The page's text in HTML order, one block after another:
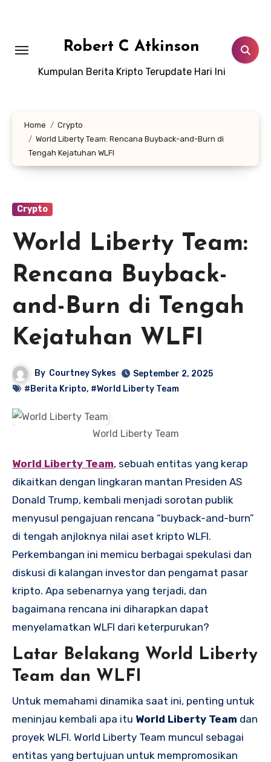
Robert C Atkinson
Kumpulan Berita Kripto Terupdate Hari Ini
Home
Crypto
World Liberty Team: Rencana Buyback-and-Burn di
Tengah Kejatuhan WLFI
Crypto
World Liberty Team:
Rencana Buyback-
and-Burn di Tengah
Kejatuhan WLFI
By Courtney Sykes
September 2, 2025
#Berita Kripto, #World Liberty Team
World Liberty Team
World Liberty Team, sebuah entitas yang kerap
dikaitkan dengan lingkaran mantan Presiden AS
Donald Trump, kembali menjadi sorotan publik
menyusul pengajuan rencana “buyback-and-burn”
di tengah anjloknya nilai aset kripto WLFI.
Perkembangan ini memicu berbagai spekulasi dan
diskusi di kalangan investor dan pengamat pasar
kripto. Apa sebenarnya yang terjadi, dan
bagaimana rencana ini diharapkan dapat
menyelamatkan WLFI dari keterpurukan?
Latar Belakang World Liberty
Team dan WLFI
Untuk memahami dinamika saat ini, penting untuk
meninjau kembali apa itu World Liberty Team dan
proyek WLFI. World Liberty Team muncul sebagai
entitas yang bertujuan untuk mempromosikan